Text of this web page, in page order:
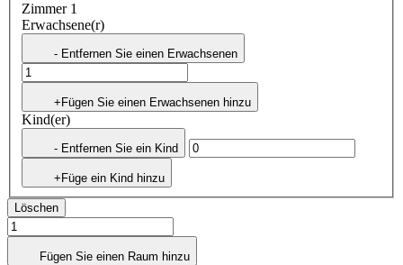
Zimmer 1
Erwachsene(r)
- Entfernen Sie einen Erwachsenen
+Fügen Sie einen Erwachsenen hinzu
Kind(er)
- Entfernen Sie ein Kind
+Füge ein Kind hinzu
Löschen
Fügen Sie einen Raum hinzu